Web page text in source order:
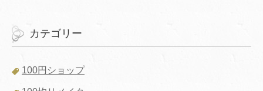
カテゴリー
100円ショップ